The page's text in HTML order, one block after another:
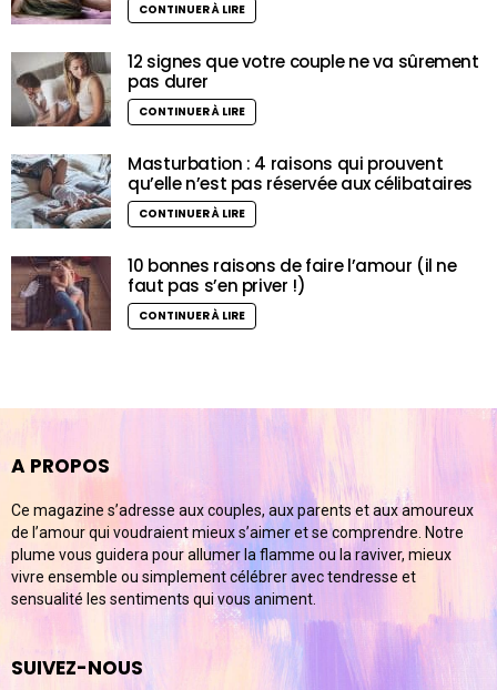
CONTINUER À LIRE
12 signes que votre couple ne va sûrement
pas durer
CONTINUER À LIRE
Masturbation : 4 raisons qui prouvent
qu’elle n’est pas réservée aux célibataires
CONTINUER À LIRE
10 bonnes raisons de faire l’amour (il ne
faut pas s’en priver !)
CONTINUER À LIRE
A PROPOS
Ce magazine s’adresse aux couples, aux parents et aux amoureux
de l’amour qui voudraient mieux s’aimer et se comprendre. Notre
plume vous guidera pour allumer la flamme ou la raviver, mieux
vivre ensemble ou simplement célébrer avec tendresse et
sensualité les sentiments qui vous animent.
SUIVEZ-NOUS